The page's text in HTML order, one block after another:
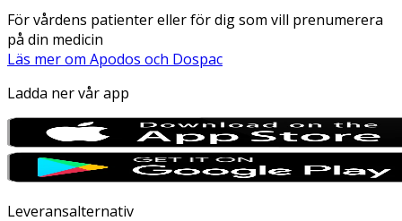
För vårdens patienter eller för dig som vill prenumerera
på din medicin
Läs mer om Apodos och Dospac
Ladda ner vår app
Leveransalternativ